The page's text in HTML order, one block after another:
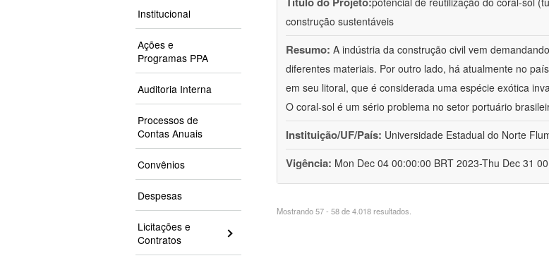
Institucional
Ações e
Programas PPA
Auditoria Interna
Processos de
Contas Anuais
Convênios
Despesas
Licitações e
Contratos
construção sustentáveis
Resumo: A indústria da construção civil vem
diferentes materiais. Por outro lado, há atualmente no
em seu litoral, que é considerada uma espécie exótica
O coral-sol é um sério problema no setor portuário
Instituição/UF/País: Universidade Estadual do Norte
Vigência: Mon Dec 04 00:00:00 BRT 2023-Thu Dec 31
Mostrando 57 - 58 de 4.018 resultados.